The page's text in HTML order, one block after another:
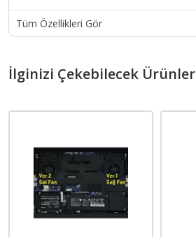
Tüm Özellikleri Gör
İlginizi Çekebilecek Ürünler